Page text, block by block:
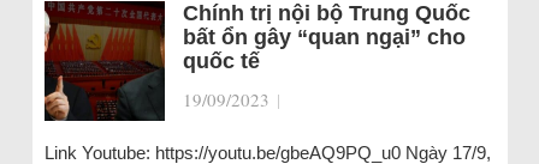
Chính trị nội bộ Trung Quốc
bất ổn gây “quan ngại” cho
quốc tế
19/09/2023 |
Link Youtube: https://youtu.be/gbeAQ9PQ_u0 Ngày 17/9,